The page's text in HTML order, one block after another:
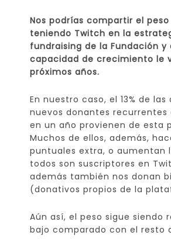
Nos podrías compartir el
teniendo Twitch en la
fundraising de la Fundación y
capacidad de crecimiento le
próximos años.
En nuestro caso, el 13% de las
nuevos donantes recurrentes
en un año provienen de esta
Muchos de ellos, además,
puntuales extra, o aumentan
todos son suscriptores en
además también nos donan
(donativos propios de la
Aún así, el peso sigue siendo
bajo comparado con el resto